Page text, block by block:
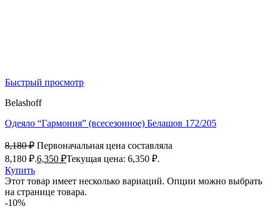
Быстрый просмотр
Belashoff
Одеяло “Гармония” (всесезонное) Белашов 172/205
8,180₽ Первоначальная цена составляла
8,180 ₽.6,350 ₽Текущая цена: 6,350 ₽.
Купить
Этот товар имеет несколько вариаций. Опции можно выбрать
на странице товара.
-10%